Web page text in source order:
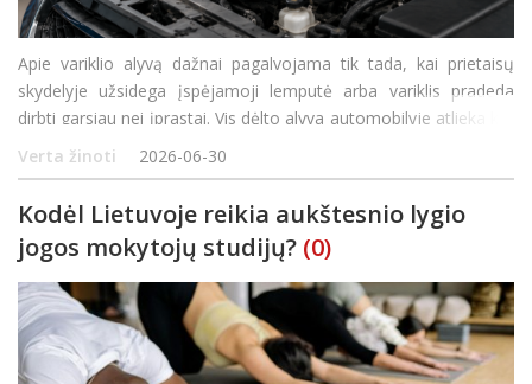
Apie variklio alyvą dažnai pagalvojama tik tada, kai prietaisų
skydelyje užsidega įspėjamoji lemputė arba variklis pradeda
dirbti garsiau nei įprastai. Vis dėlto alyva automobilyje atlieka kur
kas daugiau nei vien sutepimo funkciją. Ji mažina trintį tarp
judančių dalių, padeda palaikyti tinkamą vari
Verta žinoti 2026-06-30
Kodėl Lietuvoje reikia aukštesnio lygio
jogos mokytojų studijų? (0)